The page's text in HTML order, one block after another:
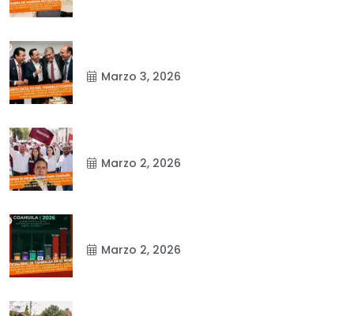
Marzo 3, 2026
Marzo 2, 2026
Marzo 2, 2026